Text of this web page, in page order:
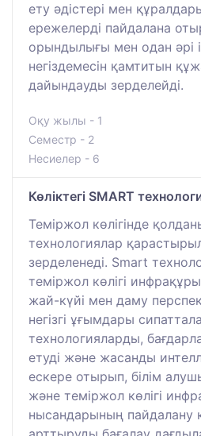
ету әдістері мен
ережелерді пайдалана
орындылығы мен одан әрі
негіздемесін қамтитын
дайындауды зерделейді.
Оқу жылы - 1
Семестр - 2
Несиелер - 6
Көліктегі SMART
Теміржол көлігінде
технологиялар
зерделенеді. Smart
теміржол көлігі
жай-күйі мен даму
негізгі ұғымдары
технологияларды,
етуді және жасанды
ескере отырып, білім
және теміржол көлігі
нысандарының пайдалану